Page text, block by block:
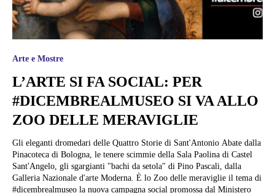
Arte e Mostre
L’ARTE SI FA SOCIAL: PER
#DICEMBREALMUSEO SI VA ALLO
ZOO DELLE MERAVIGLIE
Gli eleganti dromedari delle Quattro Storie di Sant'Antonio Abate dalla
Pinacoteca di Bologna, le tenere scimmie della Sala Paolina di Castel
Sant'Angelo, gli sgargianti "bachi da setola" di Pino Pascali, dalla
Galleria Nazionale d'arte Moderna. È lo Zoo delle meraviglie il tema di
#dicembrealmuseo la nuova campagna social promossa dal Ministero